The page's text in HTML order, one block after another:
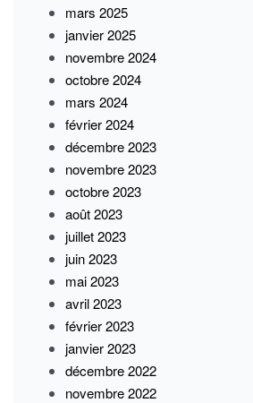
mars 2025
janvier 2025
novembre 2024
octobre 2024
mars 2024
février 2024
décembre 2023
novembre 2023
octobre 2023
août 2023
juillet 2023
juin 2023
mai 2023
avril 2023
février 2023
janvier 2023
décembre 2022
novembre 2022